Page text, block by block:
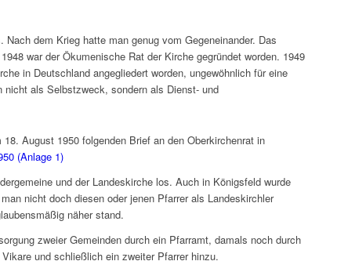
dem Krieg hatte man genug vom Gegeneinander. Das
war der Ökumenische Rat der Kirche gegründet worden. 1949
in Deutschland angegliedert worden, ungewöhnlich für eine
nicht als Selbstzweck, sondern als Dienst- und
August 1950 folgenden Brief an den Oberkirchenrat in
(Anlage 1)
und der Landeskirche los. Auch in Königsfeld wurde
nicht doch diesen oder jenen Pfarrer als Landeskirchler
näher stand.
zweier Gemeinden durch ein Pfarramt, damals noch durch
und schließlich ein zweiter Pfarrer hinzu.